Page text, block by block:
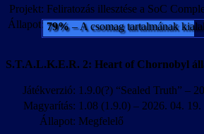
Projekt: Feliratozás illesztése a SoC
Állapot: 79%– A csomag tartalmának
S.T.A.L.K.E.R. 2: Heart of Chornobyl
Játékverzió: 1.9.0(?) “Sealed Truth” –
Magyarítás: 1.08 (1.9.0) – 2026. 04. 19.
Állapot: Megfelelő